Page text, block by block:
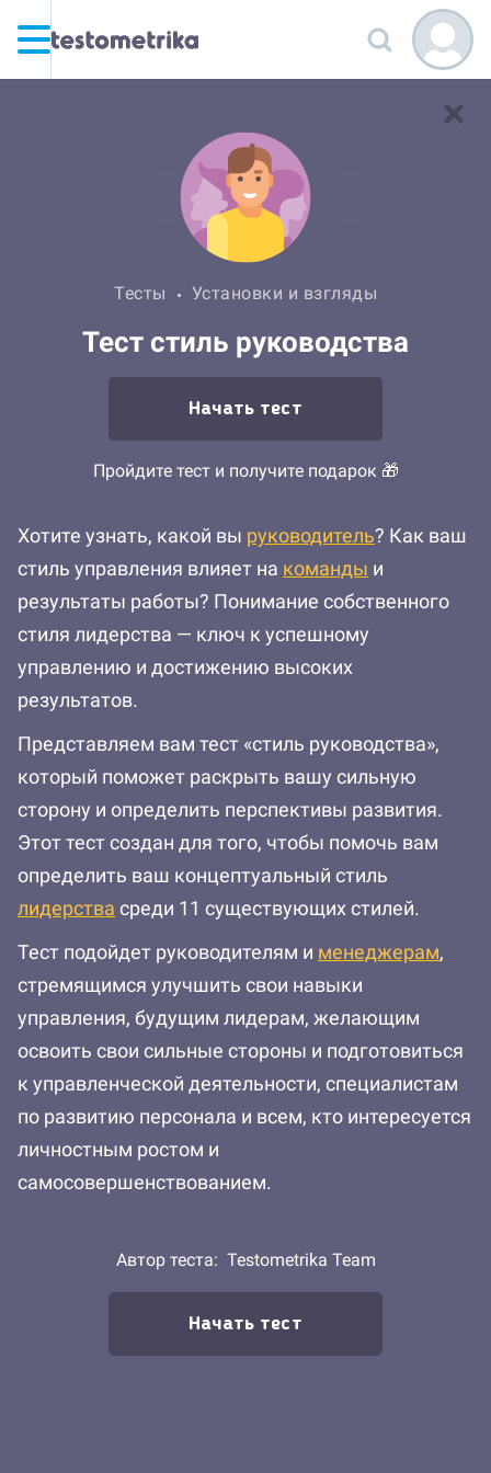
Тесты Установки и взгляды
Тест стиль руководства
Начать тест
Пройдите тест и получите подарок 🎁
Хотите узнать, какой вы руководитель? Как ваш
стиль управления влияет на команды и
результаты работы? Понимание собственного
стиля лидерства — ключ к успешному
управлению и достижению высоких
результатов.
Представляем вам тест «стиль руководства»,
который поможет раскрыть вашу сильную
сторону и определить перспективы развития.
Этот тест создан для того, чтобы помочь вам
определить ваш концептуальный стиль
лидерства среди 11 существующих стилей.
Тест подойдет руководителям и менеджерам,
стремящимся улучшить свои навыки
управления, будущим лидерам, желающим
освоить свои сильные стороны и подготовиться
к управленческой деятельности, специалистам
по развитию персонала и всем, кто интересуется
личностным ростом и
самосовершенствованием.
Автор теста: Testometrika Team
Начать тест